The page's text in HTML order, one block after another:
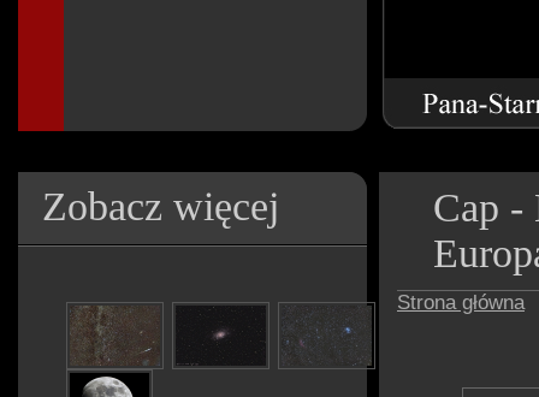
Zobacz więcej
Cap -
Strona główna